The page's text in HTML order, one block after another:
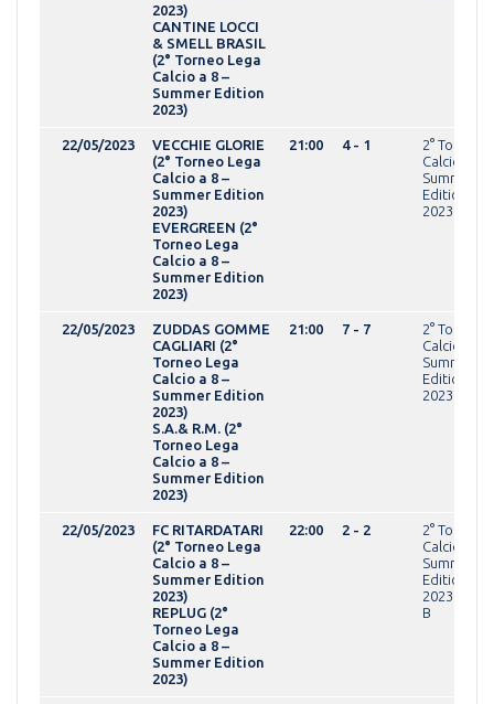
2023)
CANTINE LOCCI
& SMELL BRASIL
(2° Torneo Lega
Calcio a 8 –
Summer Edition
2023)
22/05/2023
VECCHIE GLORIE
(2° Torneo Lega
Calcio a 8 –
Summer Edition
2023)
EVERGREEN (2°
Torneo Lega
Calcio a 8 –
Summer Edition
2023)
21:00 4 - 1
2° Torneo
Calcio a 8 -
Summer
Edition
2023OVER
22/05/2023
ZUDDAS GOMME
CAGLIARI (2°
Torneo Lega
Calcio a 8 –
Summer Edition
2023)
S.A.& R.M. (2°
Torneo Lega
Calcio a 8 –
Summer Edition
2023)
21:00 7 - 7
2° Torneo
Calcio a 8 -
Summer
Edition
2023OVER
22/05/2023
FC RITARDATARI
(2° Torneo Lega
Calcio a 8 –
Summer Edition
2023)
REPLUG (2°
Torneo Lega
Calcio a 8 –
Summer Edition
2023)
22:00 2 - 2
2° Torneo
Calcio a 8 -
Summer
Edition
B